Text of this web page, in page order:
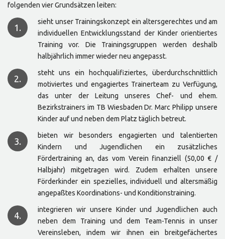
folgenden vier Grundsätzen leiten:
1.
sieht unser Trainingskonzept ein altersgerechtes und am
individuellen Entwicklungsstand der Kinder orientiertes
Training vor. Die Trainingsgruppen werden deshalb
halbjährlich immer wieder neu angepasst.
2.
steht uns ein hochqualifiziertes, überdurchschnittlich
motiviertes und engagiertes Trainerteam zu Verfügung,
das unter der Leitung unseres Chef- und ehem.
Bezirkstrainers im TB Wiesbaden Dr. Marc Philipp unsere
Kinder auf und neben dem Platz täglich betreut.
3.
bieten wir besonders engagierten und talentierten
Kindern und Jugendlichen ein zusätzliches
Fördertraining an, das vom Verein finanziell (50,00 € /
Halbjahr) mitgetragen wird. Zudem erhalten unsere
Förderkinder ein spezielles, individuell und altersmäßig
angepaßtes Koordinations- und Konditionstraining.
4.
integrieren wir unsere Kinder und Jugendlichen auch
neben dem Training und dem Team-Tennis in unser
Vereinsleben, indem wir ihnen ein breitgefächertes